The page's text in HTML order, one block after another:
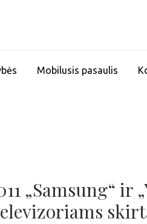
Mobilusis pasaulis
„Samsung“ ir